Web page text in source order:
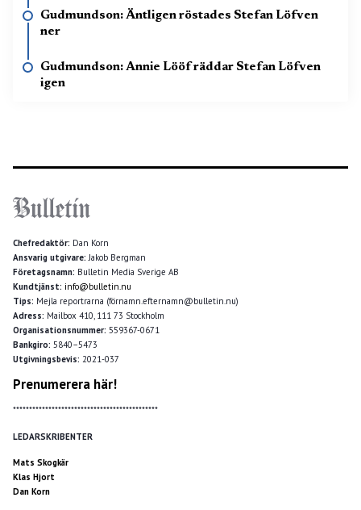
Gudmundson: Äntligen röstades Stefan Löfven
ner
Gudmundson: Annie Lööf räddar Stefan Löfven
igen
Chefredaktör: Dan Korn
Ansvarig utgivare: Jakob Bergman
Företagsnamn: Bulletin Media Sverige AB
Kundtjänst: info@bulletin.nu
Tips: Mejla reportrarna (förnamn.efternamn@bulletin.nu)
Adress: Mailbox 410, 111 73 Stockholm
Organisationsnummer: 559367-0671
Bankgiro: 5840–5473
Utgivningsbevis: 2021-037
Prenumerera här!
*********************************************
LEDARSKRIBENTER
Mats Skogkär
Klas Hjort
Dan Korn